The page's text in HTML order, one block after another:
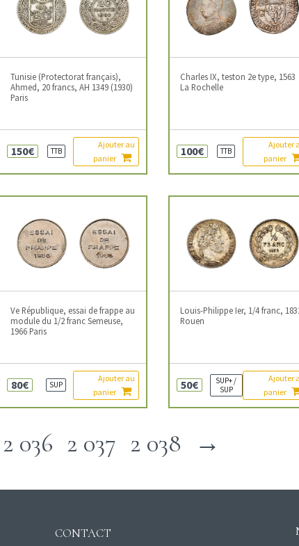
Tunisie (Protectorat français),
Ahmed, 20 francs, AH 1349 (1930)
Paris
150€ TTB
Ajouter au
panier
Charles IX, teston 2e type, 1563
La Rochelle
100€ TTB
Ajouter
panier
Ve République, essai de frappe au
module du 1/2 franc Semeuse,
1966 Paris
80€ SUP
Ajouter au
panier
Louis-Philippe Ier, 1/4 franc,
Rouen
50€
SUP+ /
SUP
Ajouter
panier
2 036 2 037 2 038 →
CONTACT